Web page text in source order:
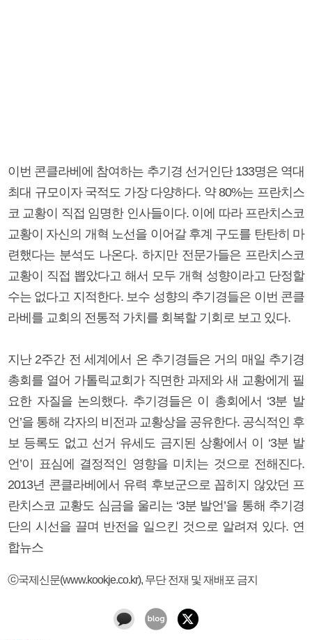
이번 콘클라베에 참여하는 추기경 선거인단 133명은 역대
최대 규모이자 국적도 가장 다양하다. 약 80%는 프란치스
코 교황이 직접 임명한 인사들이다. 이에 따라 프란치스코
교황이 자신의 개혁 노선을 이어갈 후계 구도를 탄탄히 마
련했다는 분석도 나온다. 하지만 전문가들은 프란치스코
교황이 직접 뽑았다고 해서 모두 개혁 성향이라고 단정할
수는 없다고 지적한다. 보수 성향의 추기경들은 이번 콘클
라베를 교회의 전통적 가치를 회복할 기회로 보고 있다.
지난 2주간 전 세계에서 온 추기경들은 거의 매일 추기경
총회를 열어 가톨릭교회가 직면한 과제와 새 교황에게 필
요한 자질을 논의했다. 추기경들은 이 총회에서 ‘3분 발
언’을 통해 각자의 비전과 교황상을 공유한다. 공식적인 후
보 등록도 없고 선거 유세도 금지된 상황에서 이 ‘3분 발
언’이 표심에 결정적인 영향을 미치는 것으로 전해진다.
2013년 콘클라베에서 유력 후보군으로 꼽히지 않았던 프
란치스코 교황도 심금을 울리는 ‘3분 발언’을 통해 추기경
단의 시선을 끌며 반전을 일으킨 것으로 알려져 있다. 연
합뉴스
ⓒ국제신문(www.kookje.co.kr), 무단 전재 및 재배포 금지